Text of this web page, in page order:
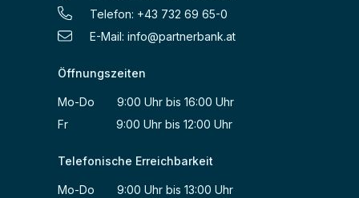
Telefon: +43 732 69 65-0
E-Mail: info@partnerbank.at
Öffnungszeiten
Mo-Do 9:00 Uhr bis 16:00 Uhr
Fr 9:00 Uhr bis 12:00 Uhr
Telefonische Erreichbarkeit
Mo-Do 9:00 Uhr bis 13:00 Uhr